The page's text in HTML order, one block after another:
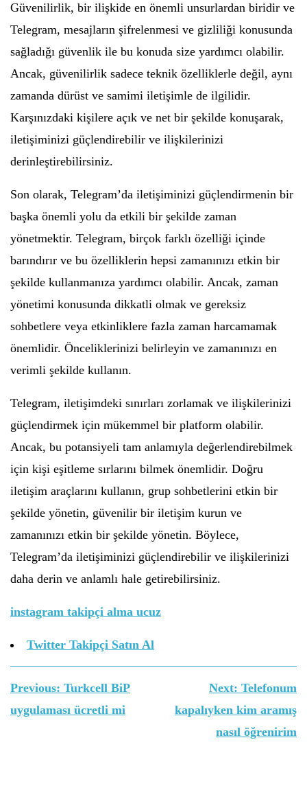
Güvenilirlik, bir ilişkide en önemli unsurlardan biridir ve
Telegram, mesajların şifrelenmesi ve gizliliği konusunda
sağladığı güvenlik ile bu konuda size yardımcı olabilir.
Ancak, güvenilirlik sadece teknik özelliklerle değil, aynı
zamanda dürüst ve samimi iletişimle de ilgilidir.
Karşınızdaki kişilere açık ve net bir şekilde konuşarak,
iletişiminizi güçlendirebilir ve ilişkilerinizi
derinleştirebilirsiniz.
Son olarak, Telegram’da iletişiminizi güçlendirmenin bir
başka önemli yolu da etkili bir şekilde zaman
yönetmektir. Telegram, birçok farklı özelliği içinde
barındırır ve bu özelliklerin hepsi zamanınızı etkin bir
şekilde kullanmanıza yardımcı olabilir. Ancak, zaman
yönetimi konusunda dikkatli olmak ve gereksiz
sohbetlere veya etkinliklere fazla zaman harcamamak
önemlidir. Önceliklerinizi belirleyin ve zamanınızı en
verimli şekilde kullanın.
Telegram, iletişimdeki sınırları zorlamak ve ilişkilerinizi
güçlendirmek için mükemmel bir platform olabilir.
Ancak, bu potansiyeli tam anlamıyla değerlendirebilmek
için kişi eşitleme sırlarını bilmek önemlidir. Doğru
iletişim araçlarını kullanın, grup sohbetlerini etkin bir
şekilde yönetin, güvenilir bir iletişim kurun ve
zamanınızı etkin bir şekilde yönetin. Böylece,
Telegram’da iletişiminizi güçlendirebilir ve ilişkilerinizi
daha derin ve anlamlı hale getirebilirsiniz.
instagram takipçi alma ucuz
Twitter Takipçi Satın Al
Yazı
gezinmesi
Previous: Turkcell BiP
uygulaması ücretli mi
Next: Telefonum
kapalıyken kim aramış
nasıl öğrenirim